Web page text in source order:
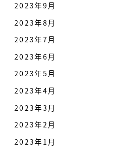
2023年9月
2023年8月
2023年7月
2023年6月
2023年5月
2023年4月
2023年3月
2023年2月
2023年1月